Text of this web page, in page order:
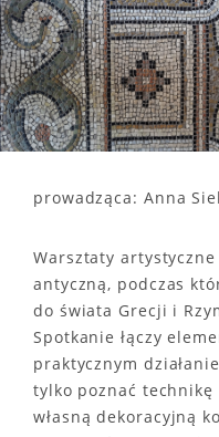
prowadząca: Anna
Warsztaty
antyczną, podczas
do świata Grecji i
Spotkanie łączy
praktycznym
tylko poznać technikę
własną dekoracyjną